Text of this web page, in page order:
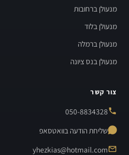
מנעולן ברחובות
מנעולן בלוד
מנעולן ברמלה
מנעולן בנס ציונה
צור קשר
050-8834328
שליחת הודעה בוואטסאפ
yhezkias@hotmail.com